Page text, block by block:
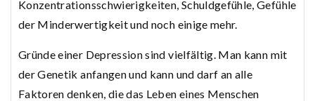
Konzentrationsschwierigkeiten, Schuldgefühle, Gefühle
der Minderwertigkeit und noch einige mehr.
Gründe einer Depression sind vielfältig. Man kann mit
der Genetik anfangen und kann und darf an alle
Faktoren denken, die das Leben eines Menschen